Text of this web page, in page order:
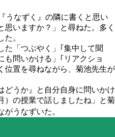
うなずく』の隣に書くと思い
思いますか？」と尋ねた。多く
。
た「つぶやく」｢集中して聞
も問いかける」｢リアクショ
位置を尋ねながら、菊池先生が
どうか』と自分自身に問いかけ
）の授業で話しましたね」と菊
がうなずいた。